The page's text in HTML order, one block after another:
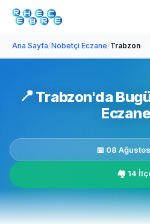
Ana Sayfa/Nöbetçi Eczane/Trabzon
📍 Trabzon'da
📅 08
🏘️ 14